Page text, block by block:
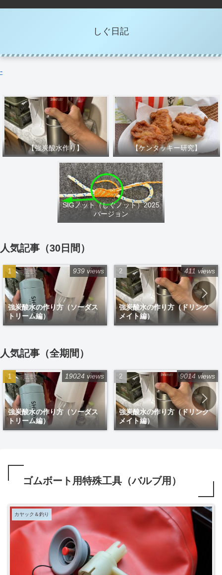
しぐ日記
-
【強炭酸水作り】 【ケンタッキー研究】
SIGノット（しぐノット）2025
バージョン
人気記事（30日間）
強炭酸水の作り方（ソーダス
トリーム編）
939 views
強炭酸水の作り方（ドリンク
メイト編）
411 views
人気記事（全期間）
強炭酸水の作り方（ソーダス
トリーム編）
19024 views
強炭酸水の作り方（ドリンク
メイト編）
9014 views
ゴムボート用特殊工具（バルブ用）
カヤック＆釣り